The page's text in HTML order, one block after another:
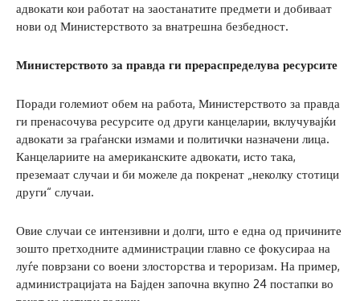
адвокати кои работат на заостанатите предмети и добиваат
нови од Министерството за внатрешна безбедност.
Министерството за правда ги прераспределува ресурсите
Поради големиот обем на работа, Министерството за правда
ги пренасочува ресурсите од други канцеларии, вклучувајќи
адвокати за граѓански измами и политички назначени лица.
Канцелариите на американските адвокати, исто така,
преземаат случаи и би можеле да покренат „неколку стотици
други“ случаи.
Овие случаи се интензивни и долги, што е една од причините
зошто претходните администрации главно се фокусираа на
луѓе поврзани со воени злосторства и тероризам. На пример,
администрацијата на Бајден започна вкупно 24 постапки во